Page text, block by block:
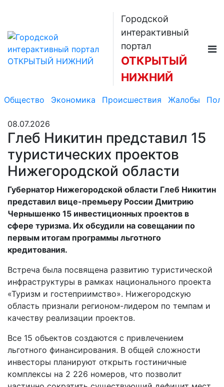
Городской
интерактивный
портал
ОТКРЫТЫЙ
НИЖНИЙ
Общество Экономика Происшествия Жалобы
08.07.2026
Глеб Никитин представил 15
туристических проектов
Нижегородской области
Губернатор Нижегородской области Глеб Никитин
представил вице-премьеру России Дмитрию
Чернышенко 15 инвестиционных проектов в
сфере туризма. Их обсудили на совещании по
первым итогам программы льготного
кредитования.
Встреча была посвящена развитию туристической
инфраструктуры в рамках национального проекта
«Туризм и гостеприимство». Нижегородскую
область признали регионом-лидером по темпам и
качеству реализации проектов.
Все 15 объектов создаются с привлечением
льготного финансирования. В общей сложности
инвесторы планируют открыть гостиничные
комплексы на 2 226 номеров, что позволит